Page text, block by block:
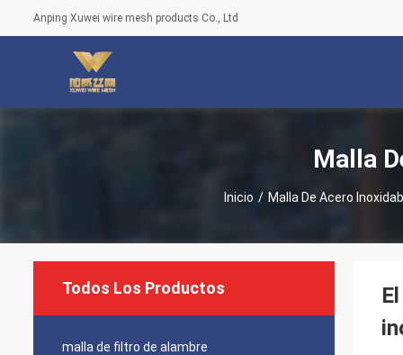
Anping Xuwei wire mesh products Co., Ltd
Malla
Inicio / Malla De Acero
Todos Los Productos
malla de filtro de alambre